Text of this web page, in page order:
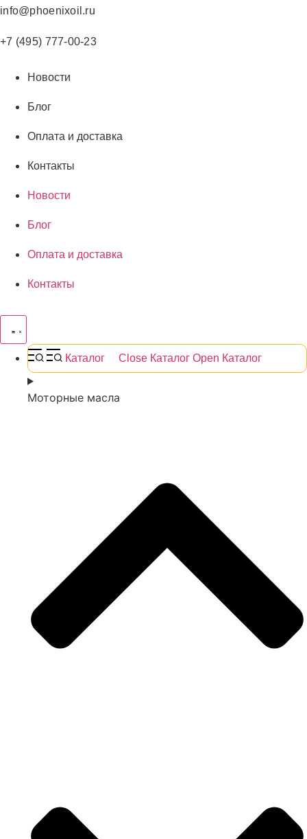
Перейти
содержимому
info@phoenixoil.ru
+7 (495) 777-00-23
Новости
Блог
Оплата и доставка
Контакты
Новости
Блог
Оплата и доставка
Контакты
Каталог Close Каталог Open Каталог
Моторные масла